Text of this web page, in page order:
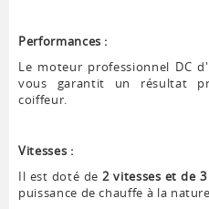
Performances :
Le moteur professionnel DC
vous garantit un résultat
coiffeur.
Vitesses :
Il est doté de 2 vitesses et de
puissance de chauffe à la